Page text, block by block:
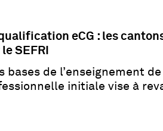
eCG : les
SEFRI
bases de l’enseignement
initiale vise à